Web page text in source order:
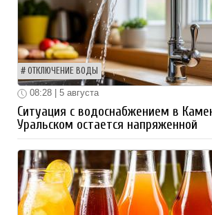
ОТКЛЮЧЕНИЕ ВОДЫ
08:28 | 5 августа
Ситуация с водоснабжением в
Уральском остается напряженной